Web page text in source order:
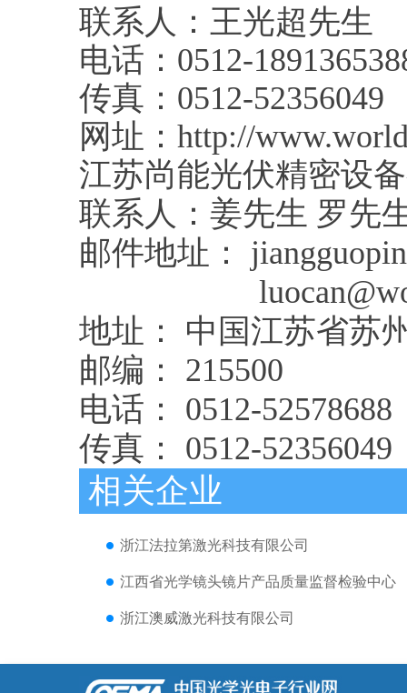
联系人：王光超先生
电话：0512-
传真：0512-52356049
网址：http://
江苏尚能光伏精密设
联系人：姜先生 罗先
邮件地址：
地址： 中国江苏省苏
邮编： 215500
电话： 0512-52578688
传真： 0512-52356049
相关企业
浙江法拉第激光科技有限公司
江西省光学镜头镜片产品质量监督检验中心
浙江澳威激光科技有限公司